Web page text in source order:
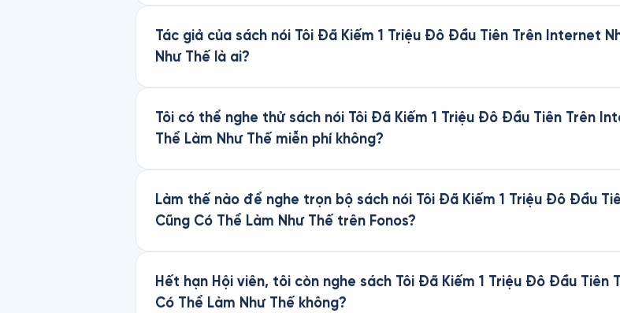
Tác giả của sách nói Tôi Đã Kiếm 1 Triệu Đô Đầu Tiên Trên Internet
Như Thế là ai?
Tôi có thể nghe thử sách nói Tôi Đã Kiếm 1 Triệu Đô Đầu Tiên Trên
Thể Làm Như Thế miễn phí không?
Làm thế nào để nghe trọn bộ sách nói Tôi Đã Kiếm 1 Triệu Đô Đầu
Cũng Có Thể Làm Như Thế trên Fonos?
Hết hạn Hội viên, tôi còn nghe sách Tôi Đã Kiếm 1 Triệu Đô Đầu Tiên
Có Thể Làm Như Thế không?